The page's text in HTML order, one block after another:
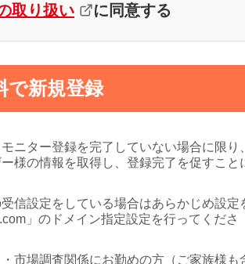
取り扱い
に同意する
で新規登録
ニター登録を完了していない場合に限り、
様の情報を取得し、登録完了を促すこと
信設定をしている場合はあらかじめ設定
」のドメイン指定設定を行ってくださ
市場調査関係にお勤めの方（ご家族様も